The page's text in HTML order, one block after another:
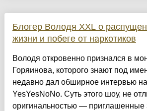
Блогер Володя XXL о
жизни и побеге от наркотиков
Володя откровенно признался в
Горяинова, которого знают под
недавно дал обширное интервью
YesYesNoNo. Суть этого шоу, не
оригинальностью — приглашенные